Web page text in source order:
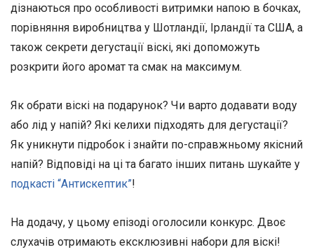
дізнаються про особливості витримки напою в бочках,
порівняння виробництва у Шотландії, Ірландії та США, а
також секрети дегустації віскі, які допоможуть
розкрити його аромат та смак на максимум.
Як обрати віскі на подарунок? Чи варто додавати воду
або лід у напій? Які келихи підходять для дегустації?
Як уникнути підробок і знайти по-справжньому якісний
напій? Відповіді на ці та багато інших питань шукайте у
подкасті “Антискептик”!
На додачу, у цьому епізоді оголосили конкурс. Двоє
слухачів отримають ексклюзивні набори для віскі!